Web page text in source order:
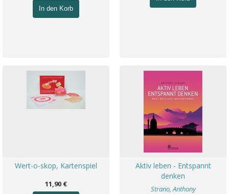
In den Korb
Wert-o-skop, Kartenspiel
11,90 €
Aktiv leben - Entspannt
denken
Strano, Anthony